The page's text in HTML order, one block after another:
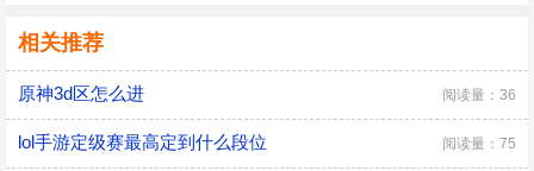
相关推荐
原神3d区怎么进 阅读量：36
lol手游定级赛最高定到什么段位 阅读量：75